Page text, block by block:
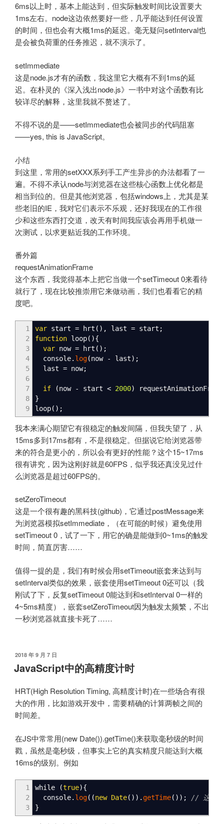
6ms以上时，基本上能达到，但实际触发时间比设置要大
1ms左右。node这边依然要好一些，几乎能达到任何设置
的时间，但也会有大概1ms的延迟。毫无疑问setInterval也
是会被负荷重的任务推迟，就不演示了。
setImmediate
这是node.js才有的函数，我这里它大概有不到1ms的延
迟。在朴灵的《深入浅出node.js》一书中对这个函数有比
较详尽的解释，这里我就不赘述了。
不得不说的是——setImmediate也会被同步的代码阻塞
——yes, this is JavaScript。
小结
到这里，常用的setXXX系列手工产生异步的办法都看了一
遍。不得不承认node与浏览器在这些核心函数上优化都是
相当到位的。但是其他浏览器，包括windows上，尤其是某
些老旧的IE，我对它们表示不乐观，还好我现在的工作很
少和这些东西打交道，改天有时间我应该会再用手机做一
次测试，以求更贴近我的工作环境。
番外篇
requestAnimationFrame
这个东西，我觉得基本上把它当做一个setTimeout 0来看待
就行了，现在比较推崇用它来做动画，我们也看看它的精
度吧。
1
2
3
4
5
6
7
8
9
var start = hrt ( ) , last = start ;
function loop( ){
var now = hrt ( ) ;
console. log(now - last) ;
last = now;
if (now - start < 2000) requestAnimationFrame
}
loop( ) ;
我本来满心期望它有很稳定的触发间隔，但我失望了，从
15ms多到17ms都有，不是很稳定。但据说它给浏览器带
来的符合是更小的，所以会有更好的性能？这个15~17ms
很有讲究，因为这刚好就是60FPS，似乎我还真没见过什
么浏览器是超过60FPS的。
setZeroTimeout
这是一个很有趣的黑科技(github)，它通过postMessage来
为浏览器模拟setImmediate，（在可能的时候）避免使用
setTimeout 0，试了一下，用它的确是能做到0~1ms的触发
时间，简直厉害……
值得一提的是，我们有时候会用setTimeout嵌套来达到与
setInterval类似的效果，嵌套使用setTimeout 0还可以（我
刚试了下，反复setTimeout 0能达到和setInterval 0一样的
4~5ms精度），嵌套setZeroTimeout因为触发太频繁，不出
一秒浏览器就直接卡死了……
发
布
于
2018 年 9 月 7 日
JavaScript中的高精度计时
HRT(High Resolution Timing, 高精度计时)在一些场合有很
大的作用，比如游戏开发中，需要精确的计算两帧之间的
时间差。
在JS中常常用(new Date()).getTime()来获取毫秒级的时间
戳，虽然是毫秒级，但事实上它的真实精度只能达到大概
16ms的级别。例如
1
2
3
while (true){
console. log( (new Date( ) ) . getTime( ) ) ;
// 这样死
}